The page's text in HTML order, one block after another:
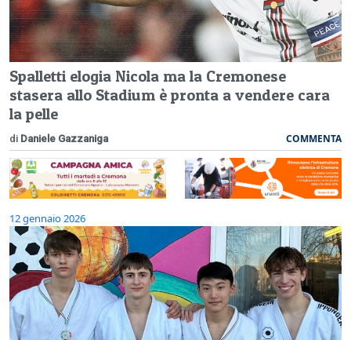
Spalletti elogia Nicola ma la Cremonese
stasera allo Stadium è pronta a vendere cara
la pelle
di Daniele Gazzaniga COMMENTA
12 gennaio 2026